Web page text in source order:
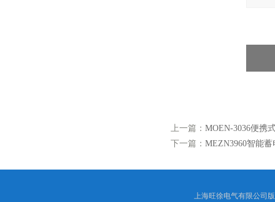
上一篇： MOEN-3036便携
下一篇： MEZN3960智能
上海旺徐电气有限公司